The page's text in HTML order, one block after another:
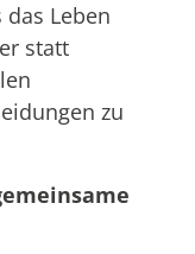
Leben
statt
zu